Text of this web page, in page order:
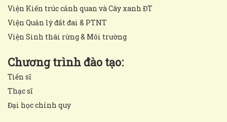
Viện Kiến trúc cảnh quan và Cây xanh ĐT
Viện Quản lý đất đai & PTNT
Viện Sinh thái rừng & Môi trường
Chương trình đào tạo:
Tiến sĩ
Thạc sĩ
Đại học chính quy